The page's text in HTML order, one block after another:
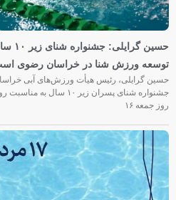
حسین
توسعه ورزش شنا در خراسان رضوی
حسین گرایلی، رئیس هیأت ورزش‌های آبی
جشنواره شنای پسران زیر ۱۰
روز جمعه‌ ۱۶